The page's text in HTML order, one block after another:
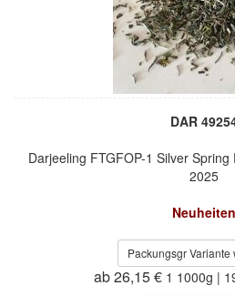
DAR
Darjeeling FTGFOP-1 Silver
2025
Neuheiten
Packungsgr Variante
ab 26,15 € 1 1000g |